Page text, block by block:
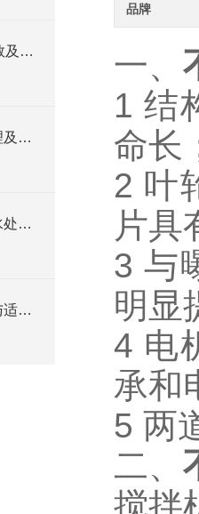
QDT潜水推流器选型技术参数及QTD潜水推进器安装方法
铸铁碳钢潜水搅拌机工作原理及作用特点、安装图、CAD结构图
厌氧池低速潜水推流器在污水处理中的作用
无鼓粉碎格栅是什么？优势与适用工况梳理
品牌
一、
1 结
命长
2 叶
片具
3 与
明显
4 电
承和
5 两
二、
搅拌